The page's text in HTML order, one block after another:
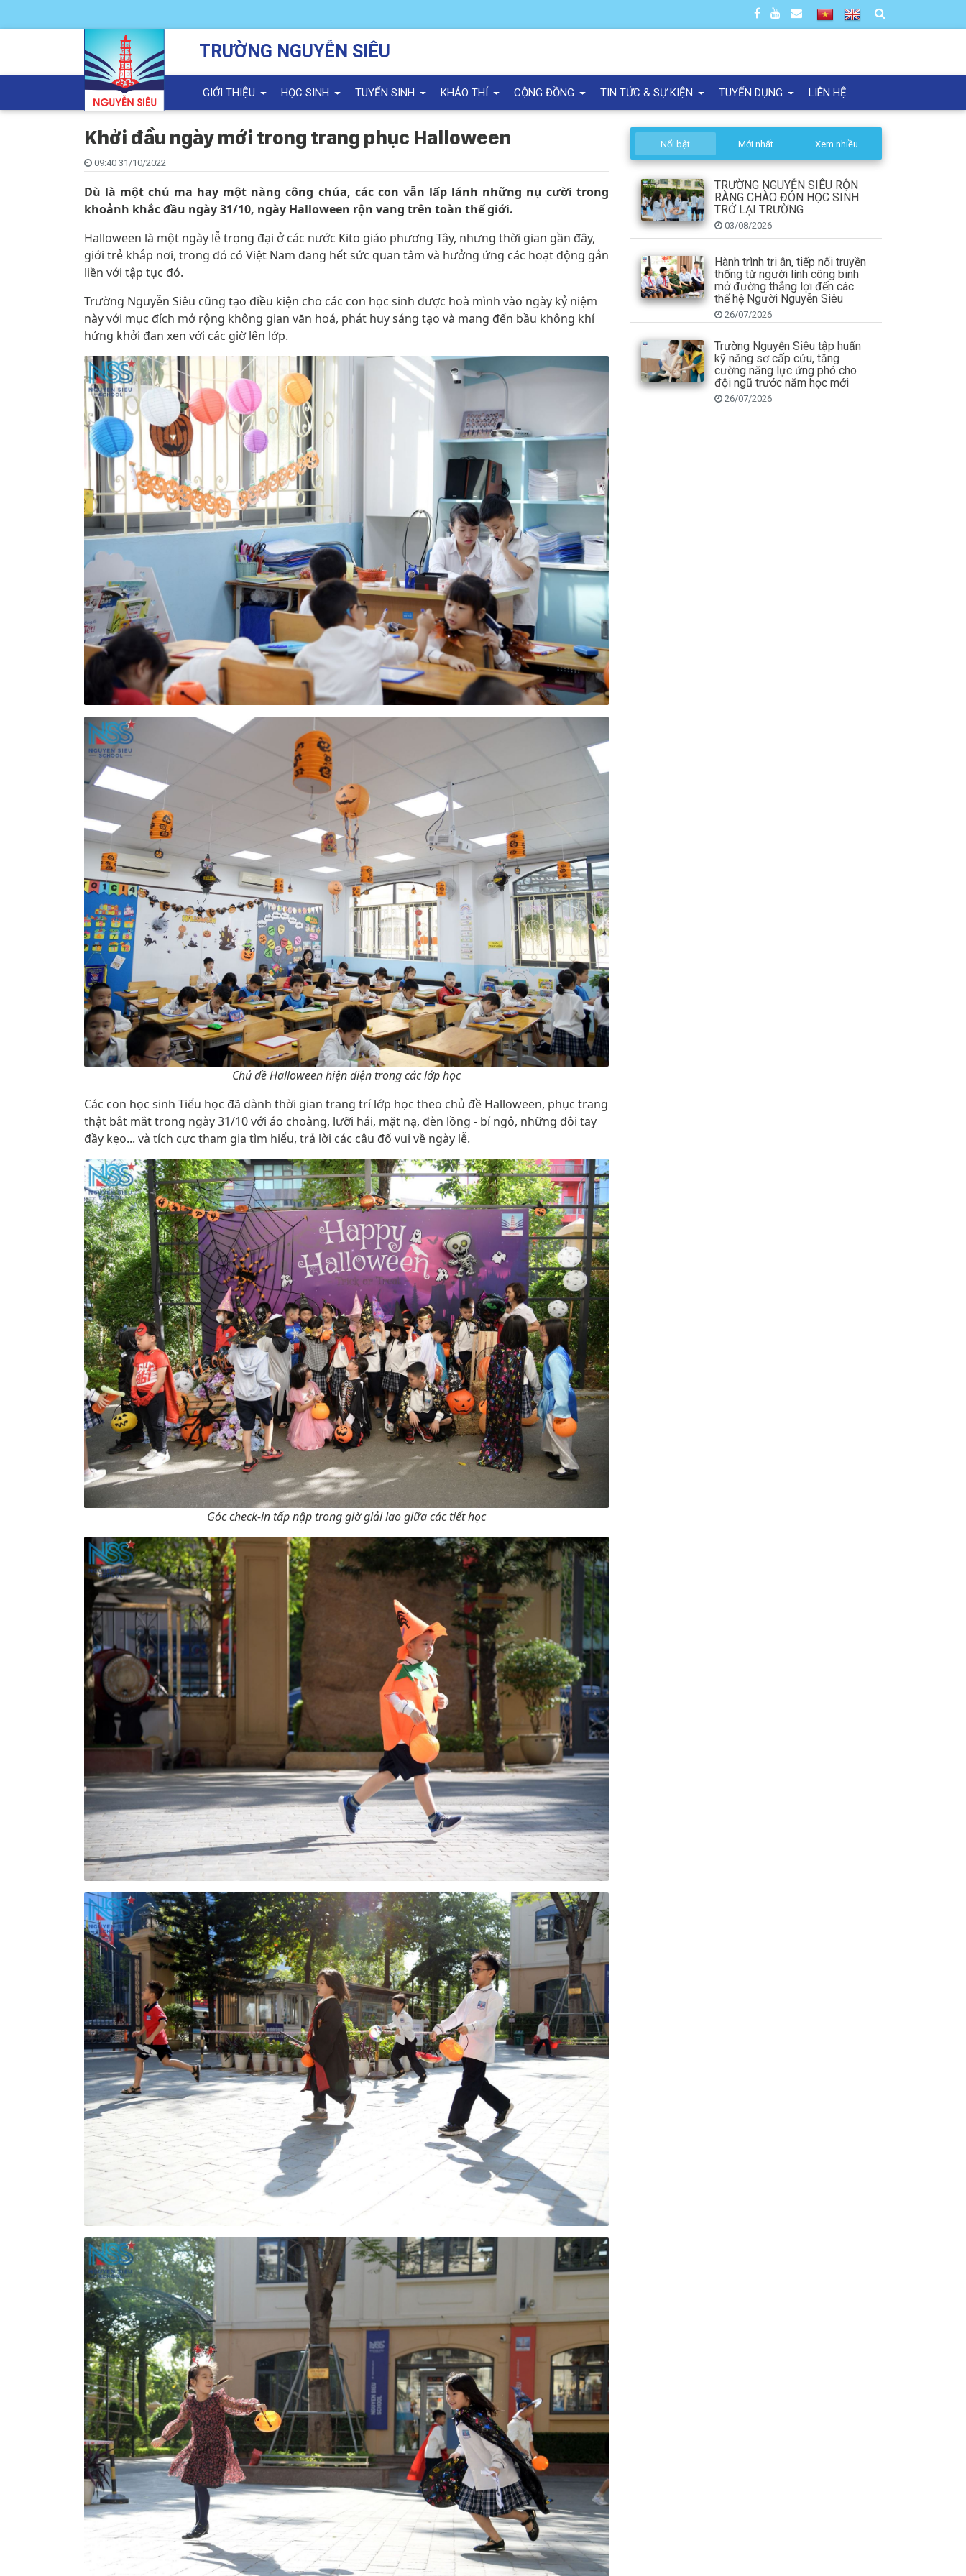
TRƯỜNG NGUYỄN SIÊU
GIỚI THIỆU HỌC SINH TUYỂN SINH KHẢO THÍ CỘNG ĐỒNG TIN TỨC & SỰ KIỆN TUYỂN DỤNG LIÊN HỆ
Khởi đầu ngày mới trong trang phục Halloween
09:40 31/10/2022
Dù là một chú ma hay một nàng công chúa, các con vẫn lấp lánh những nụ cười trong
khoảnh khắc đầu ngày 31/10, ngày Halloween rộn vang trên toàn thế giới.
Halloween là một ngày lễ trọng đại ở các nước Kito giáo phương Tây, nhưng thời gian gần đây,
giới trẻ khắp nơi, trong đó có Việt Nam đang hết sức quan tâm và hưởng ứng các hoạt động gắn
liền với tập tục đó.
Trường Nguyễn Siêu cũng tạo điều kiện cho các con học sinh được hoà mình vào ngày kỷ niệm
này với mục đích mở rộng không gian văn hoá, phát huy sáng tạo và mang đến bầu không khí
hứng khởi đan xen với các giờ lên lớp.
Chủ đề Halloween hiện diện trong các lớp học
Các con học sinh Tiểu học đã dành thời gian trang trí lớp học theo chủ đề Halloween, phục trang
thật bắt mắt trong ngày 31/10 với áo choàng, lưỡi hái, mặt nạ, đèn lồng - bí ngô, những đôi tay
đầy kẹo... và tích cực tham gia tìm hiểu, trả lời các câu đố vui về ngày lễ.
Góc check-in tấp nập trong giờ giải lao giữa các tiết học
Nổi bật Mới nhất Xem nhiều
TRƯỜNG NGUYỄN SIÊU RỘN
RÀNG CHÀO ĐÓN HỌC SINH
TRỞ LẠI TRƯỜNG
03/08/2026
Hành trình tri ân, tiếp nối truyền
thống từ người lính công binh
mở đường thắng lợi đến các
thế hệ Người Nguyễn Siêu
26/07/2026
Trường Nguyễn Siêu tập huấn
kỹ năng sơ cấp cứu, tăng
cường năng lực ứng phó cho
đội ngũ trước năm học mới
26/07/2026